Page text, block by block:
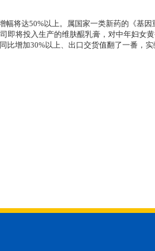
将达50%以上。属国家一类新药的《基因
将投入生产的维肤醌乳膏，对中年妇女
增加30%以上、出口交货值翻了一番，